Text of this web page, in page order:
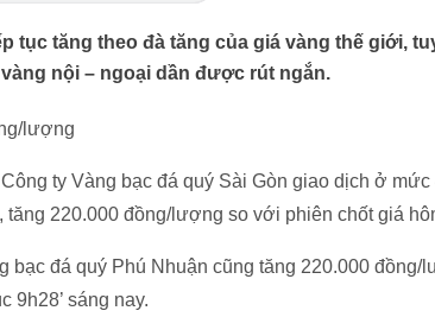
tục tăng theo đà tăng của giá vàng thế giới,
nội – ngoại dần được rút ngắn.
lượng
ty Vàng bạc đá quý Sài Gòn giao dịch ở mức
220.000 đồng/lượng so với phiên chốt giá
đá quý Phú Nhuận cũng tăng 220.000 đồng/
9h28’ sáng nay.